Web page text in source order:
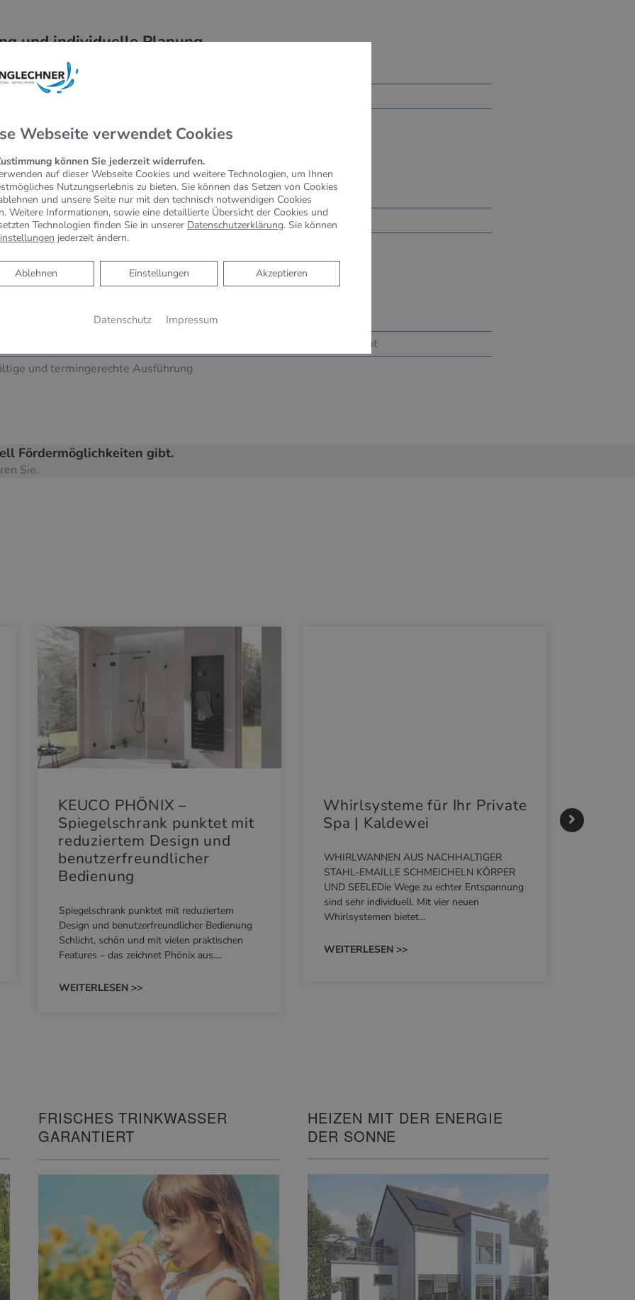
und individuelle Planung
Ihre Vorstellungen und Wünsche
möglichen Fördermitteln
Kostenaufstellung ohne Überraschungen
Markenprodukte führender Hersteller
Garantie- und Serviceleistungen
Instandhaltung und Reparatur
Gewerke für Sie
wird individuell auf Ihr Heizsystem und Ihre Elektroanlagen abgestimmt
und termingerechte Ausführung
Fördermöglichkeiten gibt.
Sie.​
KEUCO PHÖNIX –
Spiegelschrank punktet mit
reduziertem Design und
benutzerfreundlicher
Bedienung
Spiegelschrank punktet mit reduziertem
Design und benutzerfreundlicher Bedienung
Schlicht, schön und mit vielen praktischen
Features – das zeichnet Phönix aus.…
WEITERLESEN >>
Whirlsysteme für Ihr Private
Spa | Kaldewei
WHIRLWANNEN AUS NACHHALTIGER
STAHL-EMAILLE SCHMEICHELN KÖRPER
UND SEELEDie Wege zu echter Entspannung
sind sehr individuell. Mit vier neuen
Whirlsystemen bietet…
WEITERLESEN >>
FRISCHES TRINKWASSER
GARANTIERT
HEIZEN MIT DER ENERGIE
DER SONNE
Webseite verwendet Cookies
können Sie jederzeit widerrufen.
auf dieser Webseite Cookies und weitere Technologien, um Ihnen
Nutzungserlebnis zu bieten. Sie können das Setzen von Cookies
und unsere Seite nur mit den technisch notwendigen Cookies
Weitere Informationen, sowie eine detaillierte Übersicht der Cookies und
Technologien finden Sie in unserer Datenschutzerklärung. Sie können
jederzeit ändern.
Akzeptieren
Einstellungen
Ablehnen
Ablehnen
Datenschutz Impressum